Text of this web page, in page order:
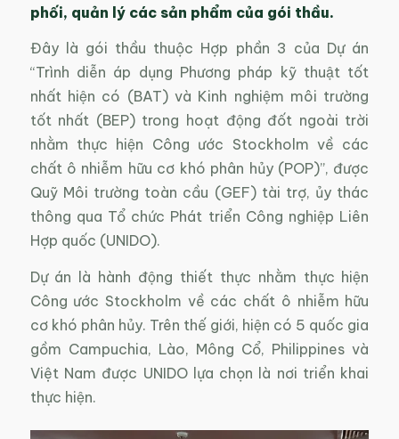
phối, quản lý các sản phẩm của gói thầu.
Đây là gói thầu thuộc Hợp phần 3 của Dự án
“Trình diễn áp dụng Phương pháp kỹ thuật tốt
nhất hiện có (BAT) và Kinh nghiệm môi trường
tốt nhất (BEP) trong hoạt động đốt ngoài trời
nhằm thực hiện Công ước Stockholm về các
chất ô nhiễm hữu cơ khó phân hủy (POP)”, được
Quỹ Môi trường toàn cầu (GEF) tài trợ, ủy thác
thông qua Tổ chức Phát triển Công nghiệp Liên
Hợp quốc (UNIDO).
Dự án là hành động thiết thực nhằm thực hiện
Công ước Stockholm về các chất ô nhiễm hữu
cơ khó phân hủy. Trên thế giới, hiện có 5 quốc gia
gồm Campuchia, Lào, Mông Cổ, Philippines và
Việt Nam được UNIDO lựa chọn là nơi triển khai
thực hiện.